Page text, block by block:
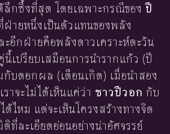
ลึกซึ้งที่สุด โดยเฉพาะกรณีของปี
ฝ่ายหนึ่งเป็นตัวแทนของพลัง
อีกฝ่ายคือพลังดาวเคราะห์ตะวัน
เปรียบเสมือนการนำรากแก้ว (ปี
กับดอกผล (เดือนเกิด) เมื่อนำสอง
าจะไม่ได้เห็นแค่ว่า ชาวปีวอก กับ
ด้ไหม แต่จะเห็นโครงสร้างทางจิต
ละเอียดอ่อนอย่างน่าอัศจรรย์